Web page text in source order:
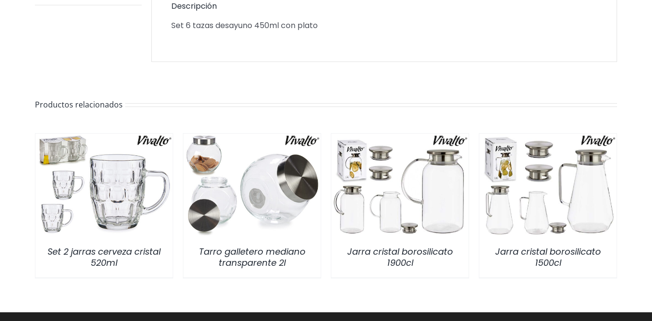
Descripción
Set 6 tazas desayuno 450ml con plato
Productos relacionados
/ DETALLES
Set 2 jarras cerveza cristal
520ml
DETALLES
Tarro galletero mediano
transparente 2l
DETALLES
Jarra cristal borosilicato
1900cl
DETALLES
Jarra cristal borosilicato
1500cl